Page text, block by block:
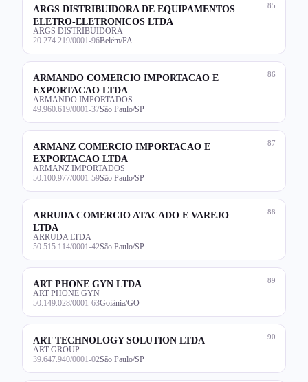
85
ARGS DISTRIBUIDORA DE EQUIPAMENTOS
ELETRO-ELETRONICOS LTDA
ARGS DISTRIBUIDORA
20.274.219/0001-96Belém/PA
86
ARMANDO COMERCIO IMPORTACAO E
EXPORTACAO LTDA
ARMANDO IMPORTADOS
49.960.619/0001-37São Paulo/SP
87
ARMANZ COMERCIO IMPORTACAO E
EXPORTACAO LTDA
ARMANZ IMPORTADOS
50.100.977/0001-59São Paulo/SP
88
ARRUDA COMERCIO ATACADO E VAREJO
LTDA
ARRUDA LTDA
50.515.114/0001-42São Paulo/SP
89
ART PHONE GYN LTDA
ART PHONE GYN
50.149.028/0001-63Goiânia/GO
90
ART TECHNOLOGY SOLUTION LTDA
ART GROUP
39.647.940/0001-02São Paulo/SP